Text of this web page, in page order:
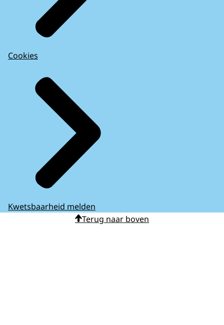
Cookies
Kwetsbaarheid melden
Terug naar boven